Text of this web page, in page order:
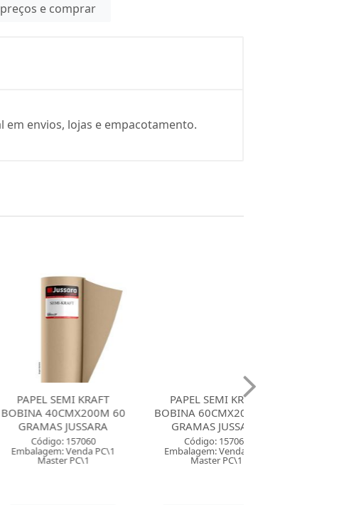
e comprar
em envios, lojas e empacotamento.
SEMI KRAFT
60
JUSSARA
157060
Venda PC\1
PC\1
PAPEL SEMI KRAFT
BOBINA 60CMX200M 60
GRAMAS JUSSARA
Código: 157061
Embalagem: Venda PC\1
Master PC\1